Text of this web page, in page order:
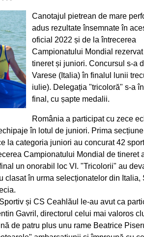
Canotajul pietrean de mare
adus rezultate însemnate în
oficial 2022 și de la întrecerea
Campionatului Mondial
tineret și juniori. Concursul s-a
Varese (Italia) în finalul lunii
iulie). Delegația "tricoloră" s-a
final, cu șapte medalii.
România a participat cu zece
în lotul de juniori. Prima
la categoria juniori au concurat 42
Campionatului Mondial de tineret
un onorabil loc VI. "Tricolorii" au
clasat în urma selecționatelor din Italia,
și CS Ceahlăul le-au avut ca
Gavril, directorul celui mai valoros
de patru plus unu rame Beatrice